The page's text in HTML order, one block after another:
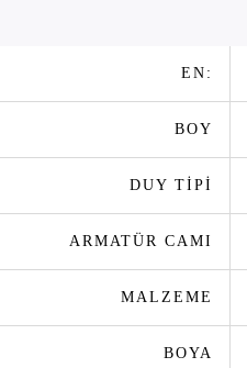
EN:
BOY
DUY TİPİ
ARMATÜR CAMI
MALZEME
BOYA